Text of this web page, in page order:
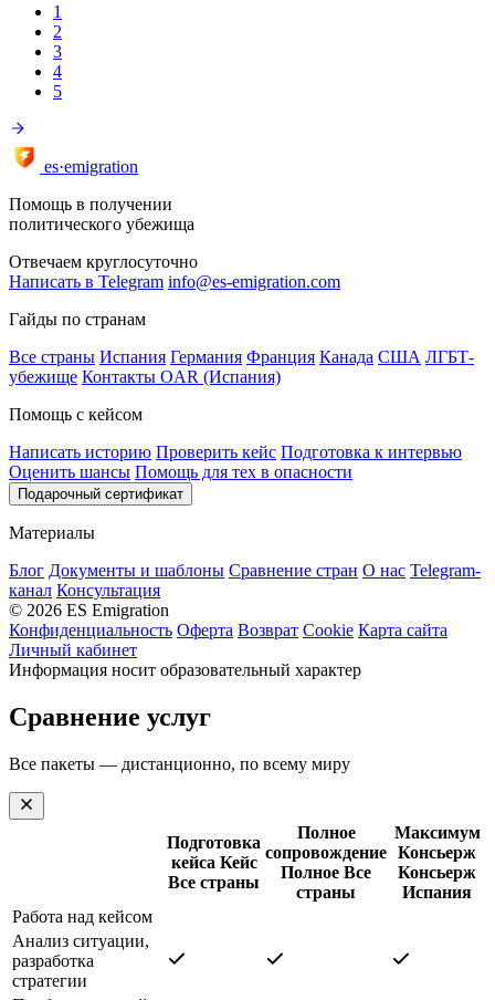
1
2
3
4
5
es·emigration
Помощь в получении
политического убежища
Отвечаем круглосуточно
Написать в Telegram info@es-emigration.com
Гайды по странам
Все страны Испания Германия Франция Канада США ЛГБТ-
убежище Контакты OAR (Испания)
Помощь с кейсом
Написать историю Проверить кейс Подготовка к интервью
Оценить шансы Помощь для тех в опасности
Подарочный сертификат
Материалы
Блог Документы и шаблоны Сравнение стран О нас Telegram-
канал Консультация
© 2026 ES Emigration
Конфиденциальность Оферта Возврат Cookie Карта сайта
Личный кабинет
Информация носит образовательный характер
Сравнение услуг
Все пакеты — дистанционно, по всему миру
Подготовка
кейса Кейс
Все страны
Полное
сопровождение
Полное Все
страны
Максимум
Консьерж
Консьерж
Испания
Работа над кейсом
Анализ ситуации,
разработка
стратегии